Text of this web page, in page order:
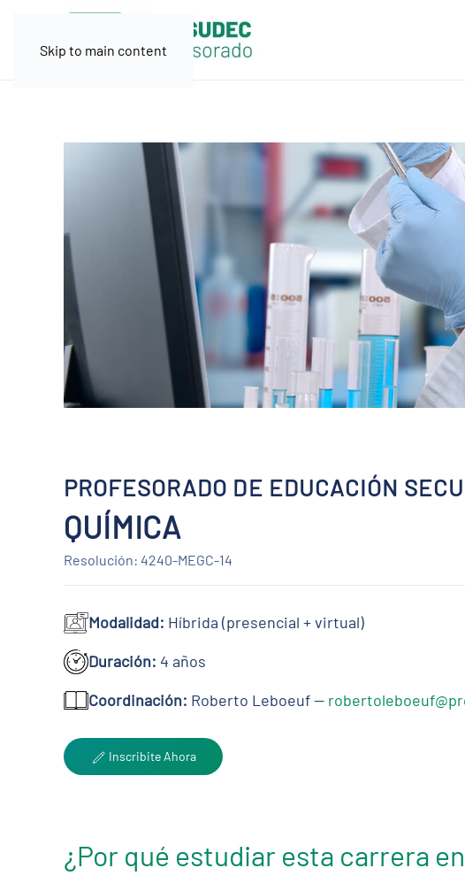
Skip to main content
PROFESORADO DE EDUCACIÓN
QUÍMICA
Resolución: 4240-MEGC-14
Modalidad: Híbrida (presencial + virtual)
Duración: 4 años
Coordinación: Roberto Leboeuf —
Inscribite Ahora
¿Por qué estudiar esta carrera